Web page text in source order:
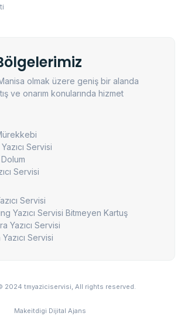
olmak üzere geniş bir alanda
ve onarım konularında hizmet
Servisi
Servisi
Servisi
Yazıcı Servisi Bitmeyen Kartuş
Yazıcı Servisi
Servisi
2024 tmyaziciservisi, All rights reserved.
Makeitdigi Dijital Ajans